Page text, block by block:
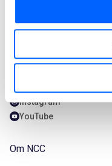
firmapost@ncc.no
Instagram
YouTube
Om NCC